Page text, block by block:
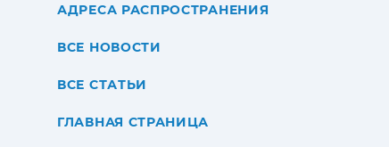
АДРЕСА РАСПРОСТРАНЕНИЯ
ВСЕ НОВОСТИ
ВСЕ СТАТЬИ
ГЛАВНАЯ СТРАНИЦА